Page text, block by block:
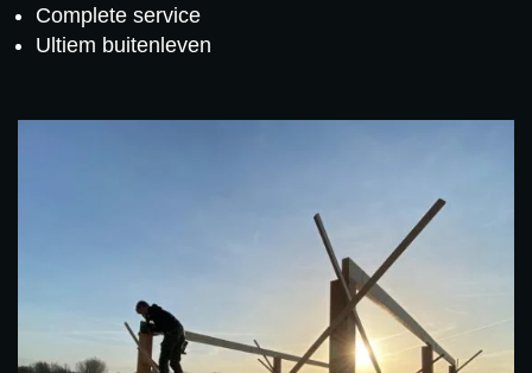
Complete service
Ultiem buitenleven